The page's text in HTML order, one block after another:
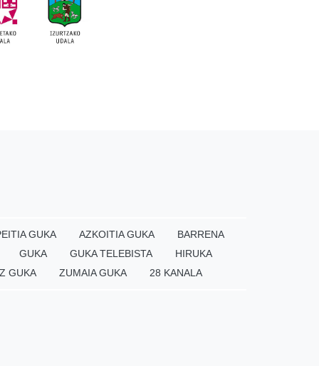
GUKA AZKOITIA GUKA
BARRENA
GUKA
GUKA TELEBISTA
HIRUKA
GUKA
ZUMAIA GUKA 28 KANALA